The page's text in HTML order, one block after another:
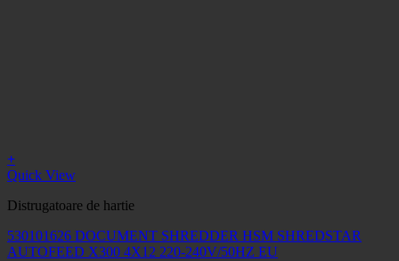
+
Quick View
Distrugatoare de hartie
530101626 DOCUMENT SHREDDER HSM SHREDSTAR
AUTOFEED X300 4X12 220-240V/50HZ EU